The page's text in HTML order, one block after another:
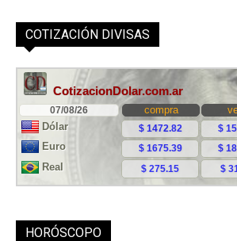
COTIZACIÓN DIVISAS
HORÓSCOPO